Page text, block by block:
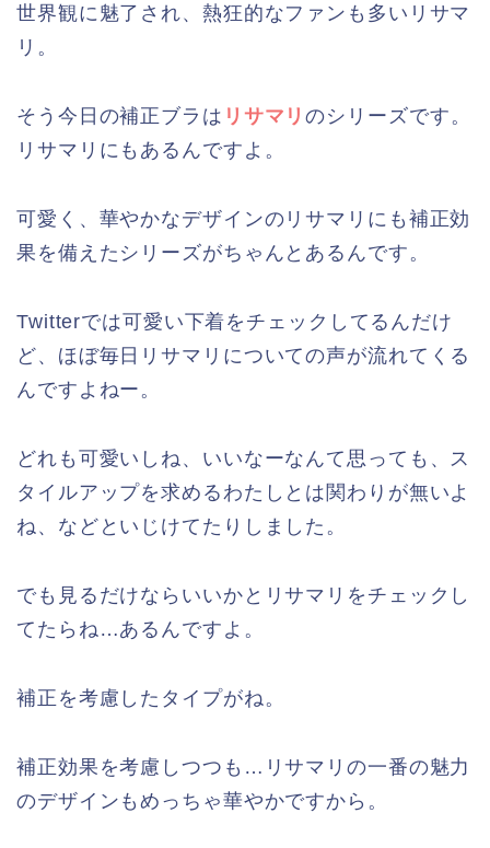
世界観に魅了され、熱狂的なファンも多いリサマ
リ。
そう今日の補正ブラは リサマリのシリーズです。
リサマリにもあるんですよ。
可愛く、華やかなデザインのリサマリにも補正効
果を備えたシリーズがちゃんとあるんです。
Twitterでは可愛い下着をチェックしてるんだけ
ど、ほぼ毎日リサマリについての声が流れてくる
んですよねー。
どれも可愛いしね、いいなーなんて思っても、ス
タイルアップを求めるわたしとは関わりが無いよ
ね、などといじけてたりしました。
でも見るだけならいいかとリサマリをチェックし
てたらね…あるんですよ。
補正を考慮したタイプがね。
補正効果を考慮しつつも…リサマリの一番の魅力
のデザインもめっちゃ華やかですから。